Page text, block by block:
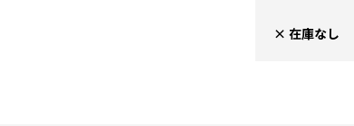
× 在庫なし